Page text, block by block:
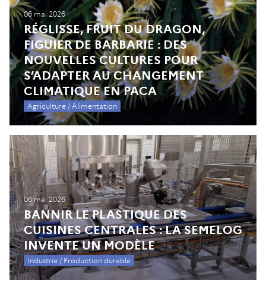
Agriculture / Alimentation
RÉGLISSE, FRUIT DU DRAGON,
FIGUIER DE BARBARIE : DES
NOUVELLES CULTURES POUR
S’ADAPTER AU CHANGEMENT
CLIMATIQUE EN PACA
06 mai 2026
Industrie / Production durable
BANNIR LE PLASTIQUE DES
CUISINES CENTRALES : LA SEMELOG
INVENTE UN MODÈLE
06 mai 2026